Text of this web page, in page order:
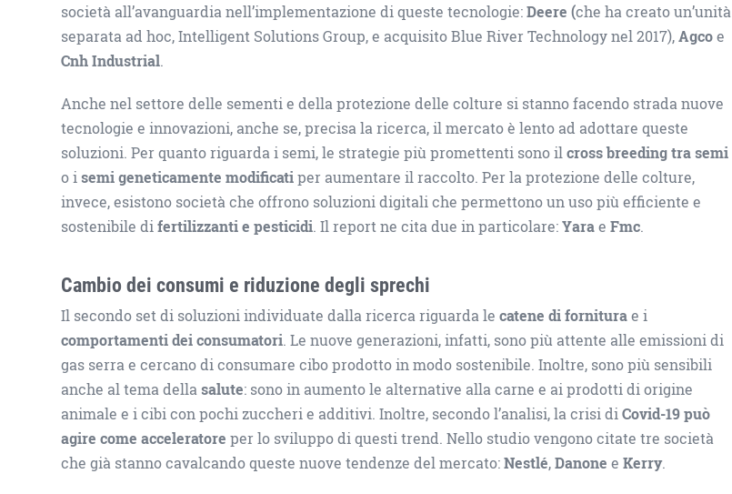
società all’avanguardia nell’implementazione di queste tecnologie:Deere (che ha creato un’unità
separata ad hoc, Intelligent Solutions Group, e acquisito Blue River Technology nel 2017),Agcoe
Cnh Industrial.
Anche nel settore delle sementi e della protezione delle colture si stanno facendo strada nuove
tecnologie e innovazioni, anche se, precisa la ricerca, il mercato è lento ad adottare queste
soluzioni. Per quanto riguarda i semi, le strategie più promettenti sono ilcross breeding tra semi
o isemi geneticamente modificatiper aumentare il raccolto. Per la protezione delle colture,
invece, esistono società che offrono soluzioni digitali che permettono un uso più efficiente e
sostenibile difertilizzanti e pesticidi. Il report ne cita due in particolare:YaraeFmc.
Cambio dei consumi e riduzione degli sprechi
Il secondo set di soluzioni individuate dalla ricerca riguarda lecatene di forniturae i
comportamenti dei consumatori. Le nuove generazioni, infatti, sono più attente alle emissioni di
gas serra e cercano di consumare cibo prodotto in modo sostenibile. Inoltre, sono più sensibili
anche al tema dellasalute: sono in aumento le alternative alla carne e ai prodotti di origine
animale e i cibi con pochi zuccheri e additivi. Inoltre, secondo l’analisi, la crisi diCovid-19 può
agire come acceleratore per lo sviluppo di questi trend. Nello studio vengono citate tre società
che già stanno cavalcando queste nuove tendenze del mercato:Nestlé,Danone eKerry.